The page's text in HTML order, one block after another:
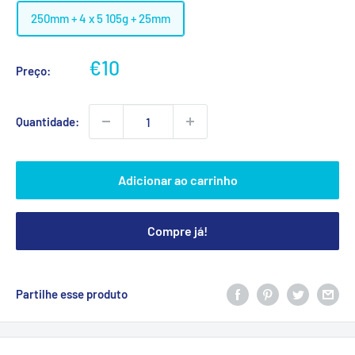
250mm + 4 x 5 105g + 25mm
Preço:
Preço
€10
Quantidade:
Adicionar ao carrinho
Compre já!
Partilhe esse produto